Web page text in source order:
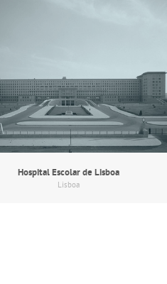
Hospital Escolar de Lisboa
Lisboa